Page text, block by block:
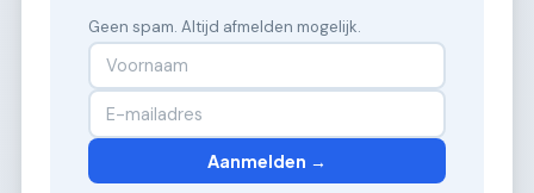
Geen spam. Altijd afmelden mogelijk.
Aanmelden →